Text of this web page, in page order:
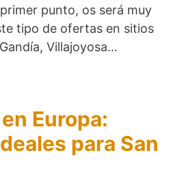
punto, os será muy
tipo de ofertas en sitios
Villajoyosa…
Europa:
para San